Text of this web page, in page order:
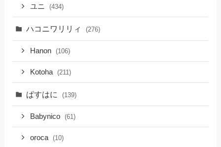
ユニ (434)
ハコニワリリィ (276)
Hanon (106)
Kotoha (211)
ぱすはに (139)
Babynico (61)
oroca (10)